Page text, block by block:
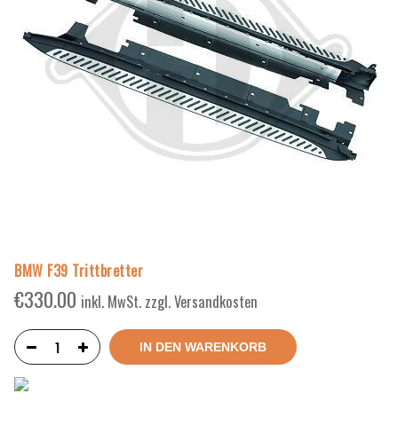
BMW F39 Trittbretter
€330.00 inkl. MwSt. zzgl. Versandkosten
IN DEN WARENKORB